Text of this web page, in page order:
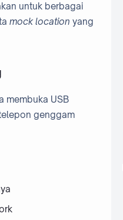
untuk berbagai
mock location yang
membuka USB
genggam